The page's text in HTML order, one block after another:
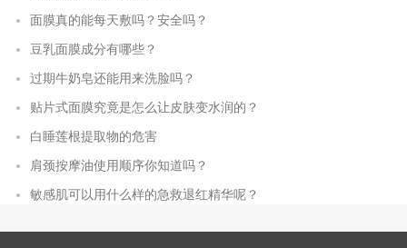
面膜真的能每天敷吗？安全吗？
豆乳面膜成分有哪些？
过期牛奶皂还能用来洗脸吗？
贴片式面膜究竟是怎么让皮肤变水润的？
白睡莲根提取物的危害
肩颈按摩油使用顺序你知道吗？
敏感肌可以用什么样的急救退红精华呢？